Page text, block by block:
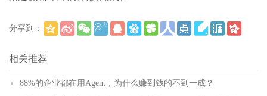
分享到：
相关推荐
88%的企业都在用Agent，为什么赚到钱的不到一成？